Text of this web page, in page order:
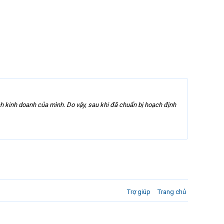
doanh của mình. Do vậy, sau khi đã chuẩn bị hoạch định
Trợ giúp Trang chủ